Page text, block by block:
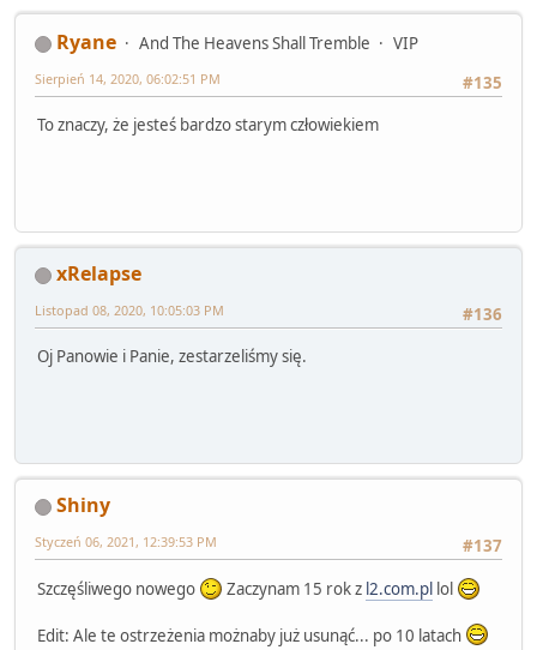
Ryane And The Heavens Shall Tremble
VIP
#135
Sierpień 14, 2020, 06:02:51 PM
To znaczy, że jesteś bardzo starym człowiekiem
xRelapse
#136
Listopad 08, 2020, 10:05:03 PM
Oj Panowie i Panie, zestarzeliśmy się.
Shiny
#137
Styczeń 06, 2021, 12:39:53 PM
Szczęśliwego nowego Zaczynam 15 rok z l2.com.pl lol
Edit: Ale te ostrzeżenia możnaby już usunąć... po 10 latach